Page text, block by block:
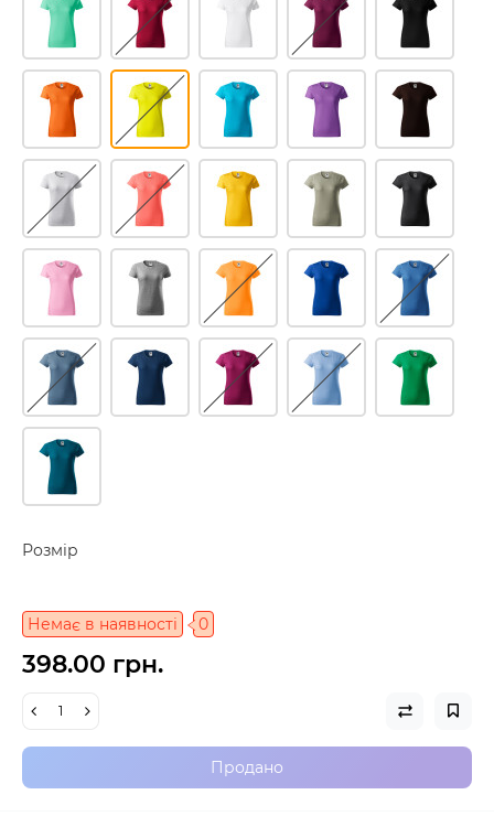
Розмір
Немає в наявності 0
398.00 грн.
Продано